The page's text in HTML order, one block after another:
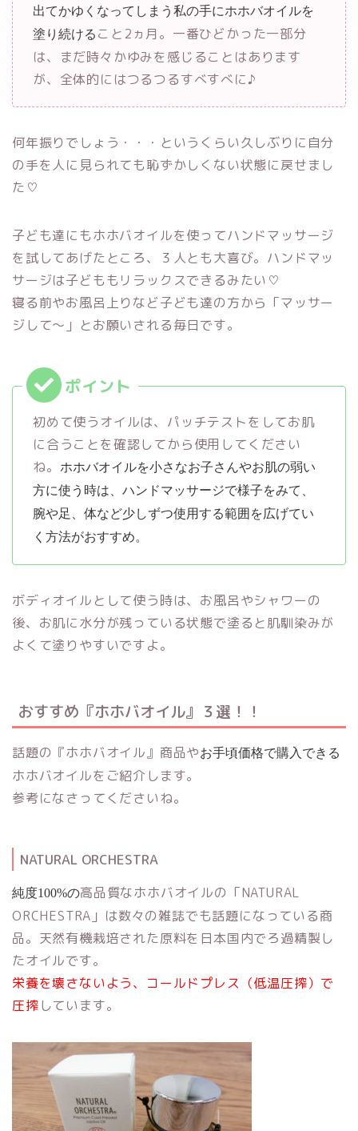
出てかゆくなってしまう私の手にホホバオイルを
塗り続ける こと2ヵ月。一番ひどかった一部分
は、まだ時々かゆみを感じることはあります
が、全体的にはつるつるすべすべに♪
何年振りでしょう・・・というくらい久しぶりに自分
の手を人に見られても恥ずかしくない状態に戻せまし
た♡
子ども達にもホホバオイルを使ってハンドマッサージ
を試してあげたところ、３人とも大喜び。ハンドマッ
サージは子どももリラックスできるみたい♡
寝る前やお風呂上りなど子ども達の方から「マッサー
ジして～」とお願いされる毎日です。
初めて使うオイルは、パッチテストをしてお肌
に合うことを確認してから使用してください
ね。
ホホバオイルを小さなお子さんやお肌の弱い
方に使う時は、ハンドマッサージで様子をみて、
腕や足、体など少しずつ使用する範囲を広げてい
く方法がおすすめ。
ボディオイルとして使う時は、お風呂やシャワーの
後、お肌に水分が残っている状態で塗ると肌馴染みが
よくて塗りやすいですよ。
おすすめ『ホホバオイル』３選！！
話題の『ホホバオイル』商品やお手頃価格で購入できる
ホホバオイルをご紹介します。
参考になさってくださいね。
NATURAL ORCHESTRA
純度100%の高品質なホホバオイルの「NATURAL
ORCHESTRA」は数々の雑誌でも話題になっている商
品。天然有機栽培された原料を日本国内でろ過精製し
たオイルです。
栄養を壊さないよう、コールドプレス（低温圧搾）で
圧搾しています。